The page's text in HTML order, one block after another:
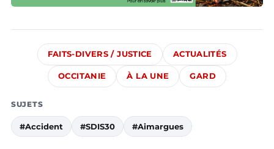
FAITS-DIVERS / JUSTICE ACTUALITÉS
OCCITANIE À LA UNE GARD
SUJETS
#Accident #SDIS30 #Aimargues